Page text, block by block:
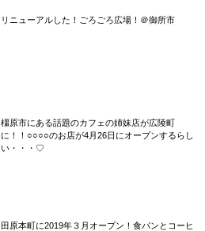
リニューアルした！ごろごろ広場！＠御所市
橿原市にある話題のカフェの姉妹店が広陵町
に！！○○○○のお店が4月26日にオープンするらし
い・・・♡
田原本町に2019年３月オープン！食パンとコーヒ